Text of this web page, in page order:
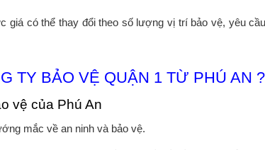
giá có thể thay đổi theo số lượng vị trí bảo vệ, yêu
TY BẢO VỆ QUẬN 1 TỪ PHÚ AN ?
vệ của Phú An
mắc về an ninh và bảo vệ.